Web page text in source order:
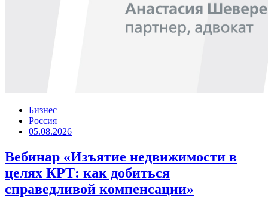
Бизнес
Россия
05.08.2026
Вебинар «Изъятие недвижимости в
целях КРТ: как добиться
справедливой компенсации»